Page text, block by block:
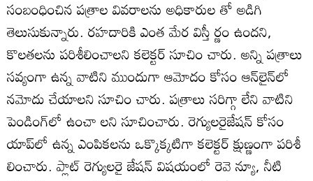
సంబంధించిన పత్రాల వివరాలను అధికారుల తో అడిగి
తెలుసుకున్నారు. రహదారికి ఎంత మేర విస్తీ ర్ణం ఉందని,
కొలతలను పరిశీలించాలని కలెక్టర్‌ సూచిం చారు. అన్ని పత్రాలు
సవ్యంగా ఉన్న వాటిని ముందుగా ఆమోదం కోసం ఆన్‌లైన్‌లో
నమోదు చేయాలని సూచిం చారు. పత్రాలు సరిగ్గా లేని వాటిని
పెండింగ్‌లో ఉంచా లని సూచించారు. రెగ్యులరైజేషన్‌ కోసం
యాప్‌లో ఉన్న ఎంపికలను ఒక్కొక్కటిగా కలెక్టర్‌ క్షుణ్ణంగా పరిశీ
లించారు. ప్లాట్‌ రెగ్యులరై జేషన్‌ విషయంలో రెవె న్యూ, నీటి